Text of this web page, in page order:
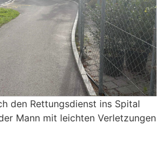
den Rettungsdienst ins Spital
Mann mit leichten Verletzungen